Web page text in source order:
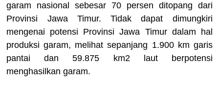
garam nasional sebesar 70 persen ditopang dari
Provinsi Jawa Timur. Tidak dapat dimungkiri
mengenai potensi Provinsi Jawa Timur dalam hal
produksi garam, melihat sepanjang 1.900 km garis
pantai dan 59.875 km2 laut berpotensi
menghasilkan garam.